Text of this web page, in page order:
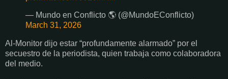
— Mundo en Conflicto 🌎 (@MundoEConflicto)
March 31, 2026
Al-Monitor dijo estar “profundamente alarmado” por el
secuestro de la periodista, quien trabaja como colaboradora
del medio.